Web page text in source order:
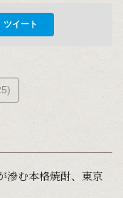
ツイート
滲む本格焼酎、東京